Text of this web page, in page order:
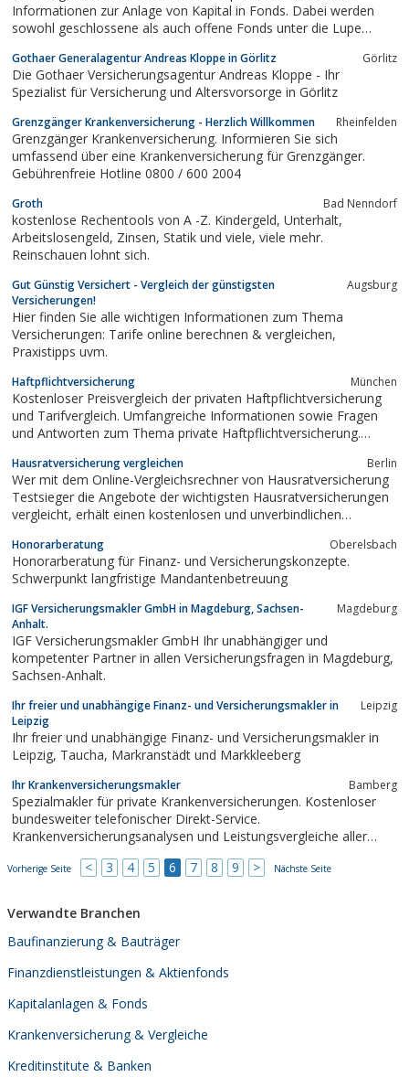
Informationen zur Anlage von Kapital in Fonds. Dabei werden
sowohl geschlossene als auch offene Fonds unter die Lupe
speziell für den User aufbereitet und publiziert. Zudem kann der
Interessent Vergleiche durchführen.
Gothaer Generalagentur Andreas Kloppe in Görlitz Görlitz
Die Gothaer Versicherungsagentur Andreas Kloppe - Ihr
Spezialist für Versicherung und Altersvorsorge in Görlitz
Grenzgänger Krankenversicherung - Herzlich Willkommen Rheinfelden
Grenzgänger Krankenversicherung. Informieren Sie sich
umfassend über eine Krankenversicherung für Grenzgänger.
Gebührenfreie Hotline 0800 / 600 2004
Groth Bad Nenndorf
kostenlose Rechentools von A -Z. Kindergeld, Unterhalt,
Arbeitslosengeld, Zinsen, Statik und viele, viele mehr.
Reinschauen lohnt sich.
Gut Günstig Versichert - Vergleich der günstigsten
Versicherungen!
Augsburg
Hier finden Sie alle wichtigen Informationen zum Thema
Versicherungen: Tarife online berechnen & vergleichen,
Praxistipps uvm.
Haftpflichtversicherung München
Kostenloser Preisvergleich der privaten Haftpflichtversicherung
und Tarifvergleich. Umfangreiche Informationen sowie Fragen
und Antworten zum Thema private Haftpflichtversicherung.
kostenlosen und unabhängigen Versicherungsvergleich der
Haftpflichtversicherungen.
Hausratversicherung vergleichen Berlin
Wer mit dem Online-Vergleichsrechner von Hausratversicherung
Testsieger die Angebote der wichtigsten Hausratversicherungen
vergleicht, erhält einen kostenlosen und unverbindlichen
Geld sparen.
Honorarberatung Oberelsbach
Honorarberatung für Finanz- und Versicherungskonzepte.
Schwerpunkt langfristige Mandantenbetreuung
IGF Versicherungsmakler GmbH in Magdeburg, Sachsen-
Anhalt.
Magdeburg
IGF Versicherungsmakler GmbH Ihr unabhängiger und
kompetenter Partner in allen Versicherungsfragen in Magdeburg,
Sachsen-Anhalt.
Ihr freier und unabhängige Finanz- und Versicherungsmakler in
Leipzig
Leipzig
Ihr freier und unabhängige Finanz- und Versicherungsmakler in
Leipzig, Taucha, Markranstädt und Markkleeberg
Ihr Krankenversicherungsmakler Bamberg
Spezialmakler für private Krankenversicherungen. Kostenloser
bundesweiter telefonischer Direkt-Service.
Krankenversicherungsanalysen und Leistungsvergleiche aller
Krankenversicherungsunternehmen aus Deutschland.
Vorherige Seite < 3 4 5 6 7 8 9 > Nächste Seite
Verwandte Branchen
Baufinanzierung & Bauträger
Finanzdienstleistungen & Aktienfonds
Kapitalanlagen & Fonds
Krankenversicherung & Vergleiche
Kreditinstitute & Banken